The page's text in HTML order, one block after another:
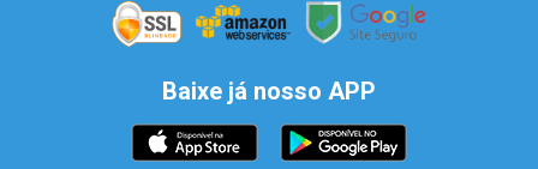
Baixe já nosso APP